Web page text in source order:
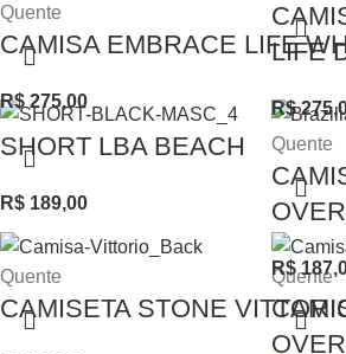
Quente
CAMISA EMBRACE LIFE
R$ 275,00
LIFE
R$
SHORT LBA BEACH
R$ 189,00
Quente
R$
Quente
CAMISETA STONE
Quente